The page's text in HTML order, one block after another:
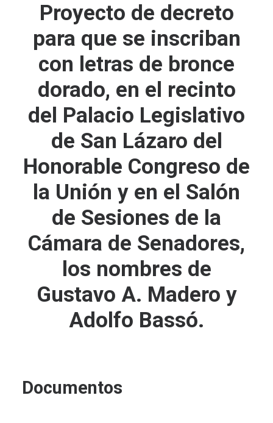
Proyecto de decreto
para que se inscriban
con letras de bronce
dorado, en el recinto
del Palacio Legislativo
de San Lázaro del
Honorable Congreso de
la Unión y en el Salón
de Sesiones de la
Cámara de Senadores,
los nombres de
Gustavo A. Madero y
Adolfo Bassó.
Documentos